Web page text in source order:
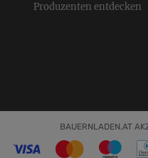
Produzenten entdecken
BAUERNLADEN.AT